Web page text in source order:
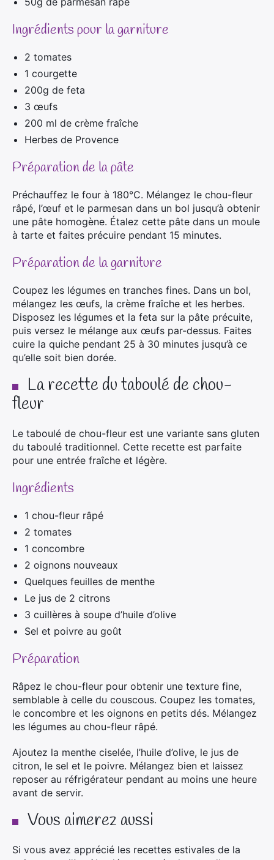
Ingrédients pour la garniture
2 tomates
1 courgette
200g de feta
3 œufs
200 ml de crème fraîche
Herbes de Provence
Préparation de la pâte
Préchauffez le four à 180°C. Mélangez le chou-fleur
râpé, l’œuf et le parmesan dans un bol jusqu’à obtenir
une pâte homogène. Étalez cette pâte dans un moule
à tarte et faites précuire pendant 15 minutes.
Préparation de la garniture
Coupez les légumes en tranches fines. Dans un bol,
mélangez les œufs, la crème fraîche et les herbes.
Disposez les légumes et la feta sur la pâte précuite,
puis versez le mélange aux œufs par-dessus. Faites
cuire la quiche pendant 25 à 30 minutes jusqu’à ce
qu’elle soit bien dorée.
La recette du taboulé de chou-
fleur
Le taboulé de chou-fleur est une variante sans gluten
du taboulé traditionnel. Cette recette est parfaite
pour une entrée fraîche et légère.
Ingrédients
1 chou-fleur râpé
2 tomates
1 concombre
2 oignons nouveaux
Quelques feuilles de menthe
Le jus de 2 citrons
3 cuillères à soupe d’huile d’olive
Sel et poivre au goût
Préparation
Râpez le chou-fleur pour obtenir une texture fine,
semblable à celle du couscous. Coupez les tomates,
le concombre et les oignons en petits dés. Mélangez
les légumes au chou-fleur râpé.
Ajoutez la menthe ciselée, l’huile d’olive, le jus de
citron, le sel et le poivre. Mélangez bien et laissez
reposer au réfrigérateur pendant au moins une heure
avant de servir.
Vous aimerez aussi
Si vous avez apprécié les recettes estivales de la